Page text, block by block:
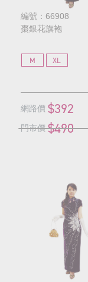
編號：66908
棗銀花旗袍
M XL
網路價 $392
門市價 $490